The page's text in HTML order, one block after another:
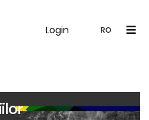
Login RO
Noutăți